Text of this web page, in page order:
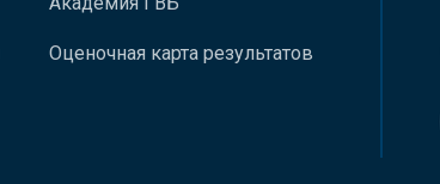
Оценочная карта результатов